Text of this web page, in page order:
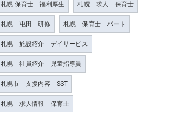
札幌 保育士 福利厚生 札幌 求人 保育士
札幌 屯田 研修 札幌 保育士 パート
札幌 施設紹介 デイサービス
札幌 社員紹介 児童指導員
札幌市 支援内容 SST
札幌 求人情報 保育士